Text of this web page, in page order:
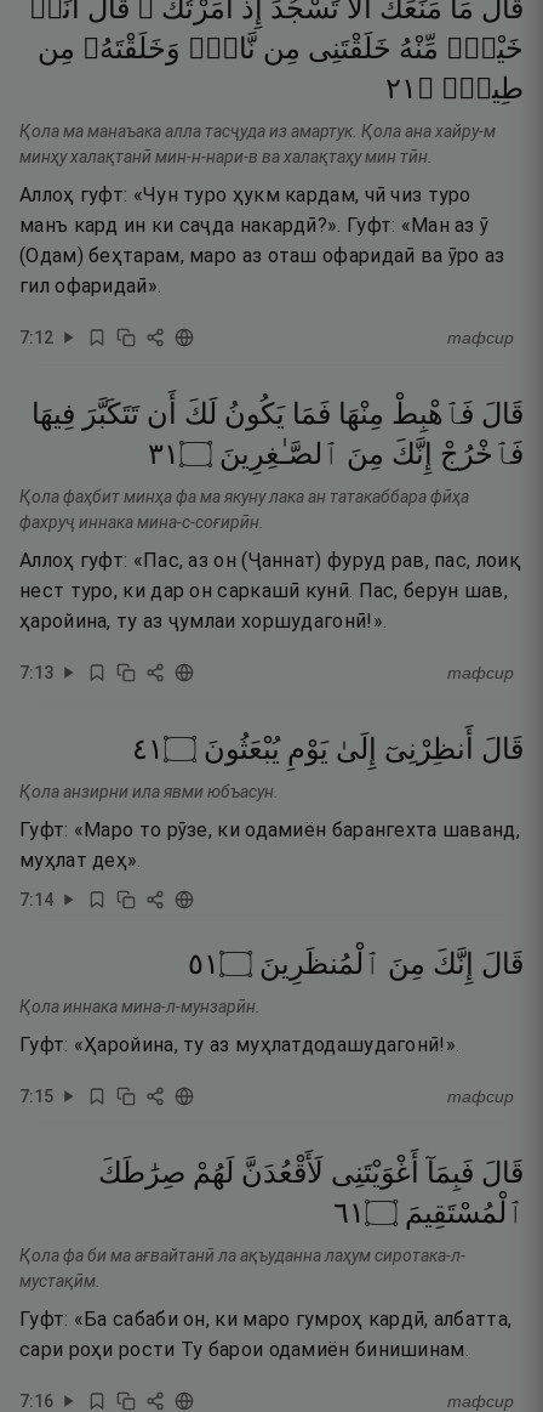
قَالَ مَا مَنَعَكَ أَلَّا تَسْجُدَ إِذْ أَمَرْتُكَ ۖ قَالَ أَنَا۠
خَيْرٌۭ مِّنْهُ خَلَقْتَنِى مِن نَّارٍۢ وَخَلَقْتَهُۥ مِن
طِينٍۢ ۝ ١٢
Қола ма манаъака алла тасҷуда из амартук. Қола ана хайру-м
минҳу халақтанӣ мин-н-нари-в ва халақтаҳу мин тӣн.
Аллоҳ гуфт: «Чун туро ҳукм кардам, чӣ чиз туро
манъ кард ин ки саҷда накардӣ?». Гуфт: «Ман аз ӯ
(Одам) беҳтарам, маро аз оташ офаридаӣ ва ӯро аз
гил офаридаӣ».
7:12 тафсир
قَالَ فَٱهْبِطْ مِنْهَا فَمَا يَكُونُ لَكَ أَن تَتَكَبَّرَ فِيهَا
فَٱخْرُجْ إِنَّكَ مِنَ ٱلصَّـٰغِرِينَ ۝١٣
Қола фаҳбит минҳа фа ма якуну лака ан татакаббара фӣҳа
фахруҷ иннака мина-с-соғирӣн.
Аллоҳ гуфт: «Пас, аз он (Ҷаннат) фуруд рав, пас, лоиқ
нест туро, ки дар он саркашӣ кунӣ. Пас, берун шав,
ҳаройина, ту аз ҷумлаи хоршудагонӣ!».
7:13 тафсир
قَالَ أَنظِرْنِىٓ إِلَىٰ يَوْمِ يُبْعَثُونَ ۝١٤
Қола анзирни ила явми юбъасун.
Гуфт: «Маро то рӯзе, ки одамиён барангехта шаванд,
муҳлат деҳ».
7:14
قَالَ إِنَّكَ مِنَ ٱلْمُنظَرِينَ ۝١٥
Қола иннака мина-л-мунзарӣн.
Гуфт: «Ҳаройина, ту аз муҳлатдодашудагонӣ!».
7:15 тафсир
قَالَ فَبِمَآ أَغْوَيْتَنِى لَأَقْعُدَنَّ لَهُمْ صِرَٰطَكَ
ٱلْمُسْتَقِيمَ ۝١٦
Қола фа би ма ағвайтанӣ ла ақъуданна лаҳум сиротака-л-
мустақӣм.
Гуфт: «Ба сабаби он, ки маро гумроҳ кардӣ, албатта,
сари роҳи рости Ту барои одамиён бинишинам.
7:16 тафсир